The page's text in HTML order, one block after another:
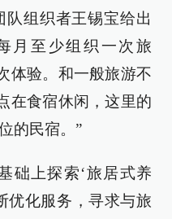
组织者王锡宝给出
月至少组织一次旅
体验。和一般旅游不
在食宿休闲，这里的
的民宿。”
础上探索‘旅居式养
优化服务，寻求与旅